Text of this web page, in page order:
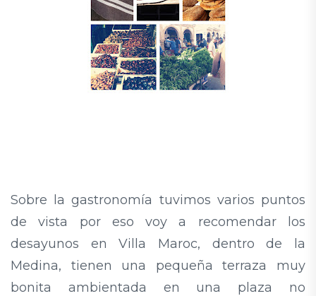
Sobre la gastronomía tuvimos varios puntos
de vista por eso voy a recomendar los
desayunos en Villa Maroc, dentro de la
Medina, tienen una pequeña terraza muy
bonita ambientada en una plaza no